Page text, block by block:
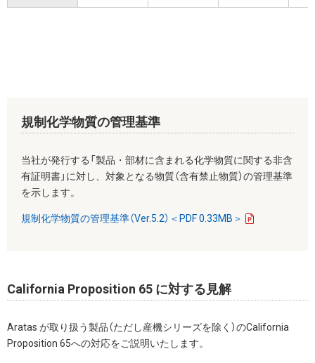
規制化学物質の管理基準
当社が発行する「製品・部材に含まれる化学物質に関する非含
有証明書」に対し、対象となる物質（含有禁止物質）の管理基準
を示します。
規制化学物質の管理基準（Ver.5.2）＜PDF 0.33MB＞
California Proposition 65 に対する見解
Aratas が取り扱う製品（ただし産機シリーズを除く）のCalifornia
Proposition 65への対応をご説明いたします。